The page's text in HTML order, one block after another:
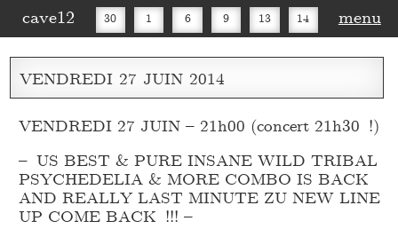
cave12 30 1 6 9 13 14
16 20 27 30
menu
VENDREDI 27 JUIN 2014
VENDREDI 27 JUIN – 21h00 (concert 21h30 !)
– US BEST & PURE INSANE WILD TRIBAL
PSYCHEDELIA & MORE COMBO IS BACK
AND REALLY LAST MINUTE ZU NEW LINE
UP COME BACK !!! –